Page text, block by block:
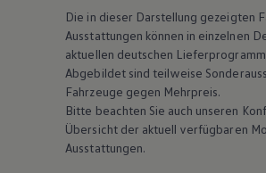
Die in dieser Darstellung gezeigten
Ausstattungen können in einzelnen
aktuellen deutschen
Abgebildet sind teilweise
Fahrzeuge gegen Mehrpreis.
Bitte beachten Sie auch unseren
Übersicht der aktuell verfügbaren
Ausstattungen.